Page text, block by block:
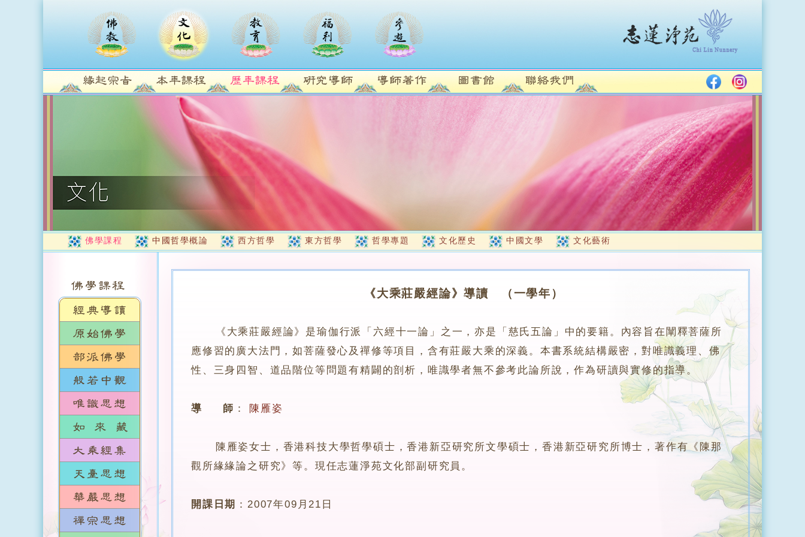
佛學課程 中國哲學概論 西方哲學 東方哲學 哲學專題 文化歷史 中國文學 文化藝術
《大乘莊嚴經論》導讀 （一學年）
《大乘莊嚴經論》是瑜伽行派「六經十一論」之一，亦是「慈氏五論」中的要籍。內容旨在闡釋菩薩所
應修習的廣大法門，如菩薩發心及禪修等項目，含有莊嚴大乘的深義。本書系統結構嚴密，對唯識義理、佛
性、三身四智、道品階位等問題有精闢的剖析，唯識學者無不參考此論所說，作為研讀與實修的指導。
導 師 ： 陳雁姿
陳雁姿女士，香港科技大學哲學碩士，香港新亞研究所文學碩士，香港新亞研究所博士，著作有《陳那
觀所緣緣論之研究》等。現任志蓮淨苑文化部副研究員。
開課日期 ：2007年09月21日